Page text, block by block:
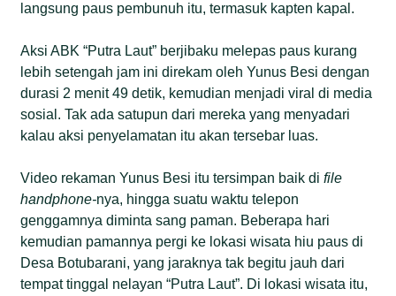
langsung paus pembunuh itu, termasuk kapten kapal.
Aksi ABK “Putra Laut” berjibaku melepas paus kurang
lebih setengah jam ini direkam oleh Yunus Besi dengan
durasi 2 menit 49 detik, kemudian menjadi viral di media
sosial. Tak ada satupun dari mereka yang menyadari
kalau aksi penyelamatan itu akan tersebar luas.
Video rekaman Yunus Besi itu tersimpan baik difile
handphone-nya, hingga suatu waktu telepon
genggamnya diminta sang paman. Beberapa hari
kemudian pamannya pergi ke lokasi wisata hiu paus di
Desa Botubarani, yang jaraknya tak begitu jauh dari
tempat tinggal nelayan “Putra Laut”. Di lokasi wisata itu,